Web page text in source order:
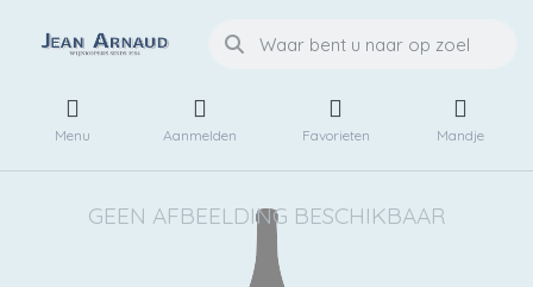
Menu Aanmelden Favorieten Mandje